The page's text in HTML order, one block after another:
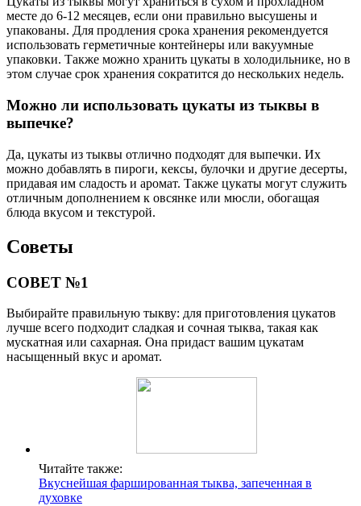
месте до 6-12 месяцев, если они правильно высушены и
упакованы. Для продления срока хранения рекомендуется
использовать герметичные контейнеры или вакуумные
упаковки. Также можно хранить цукаты в холодильнике, но в
этом случае срок хранения сократится до нескольких недель.
Можно ли использовать цукаты из тыквы в
выпечке?
Да, цукаты из тыквы отлично подходят для выпечки. Их
можно добавлять в пироги, кексы, булочки и другие десерты,
придавая им сладость и аромат. Также цукаты могут служить
отличным дополнением к овсянке или мюсли, обогащая
блюда вкусом и текстурой.
Советы
СОВЕТ №1
Выбирайте правильную тыкву: для приготовления цукатов
лучше всего подходит сладкая и сочная тыква, такая как
мускатная или сахарная. Она придаст вашим цукатам
насыщенный вкус и аромат.
Читайте также:
Вкуснейшая фаршированная тыква, запеченная в
духовке